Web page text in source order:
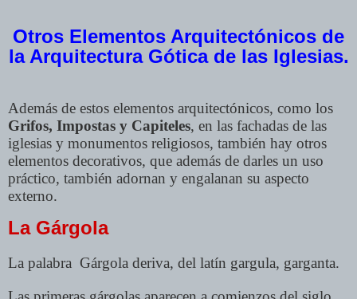
Otros Elementos Arquitectónicos de
la Arquitectura Gótica de las Iglesias.
Además de estos elementos arquitectónicos, como los
Grifos, Impostas y Capiteles, en las fachadas de las
iglesias y monumentos religiosos, también hay otros
elementos decorativos, que además de darles un uso
práctico, también adornan y engalanan su aspecto
externo.
La Gárgola
La palabra Gárgola deriva, del latín gargula, garganta.